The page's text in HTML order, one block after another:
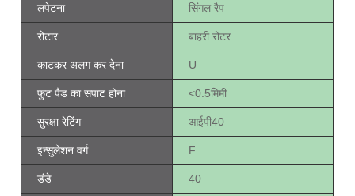
लपेटना सिंगल रैप
रोटार बाहरी रोटर
काटकर अलग कर देना U
फुट पैड का सपाट होना <0.5मिमी
सुरक्षा रेटिंग आईपी40
इन्सुलेशन वर्ग F
डंडे 40